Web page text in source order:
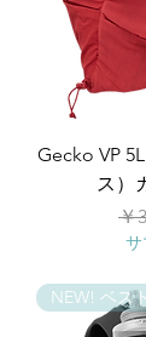
Gecko VP
ス）
通
￥
サ
NEW! ベス